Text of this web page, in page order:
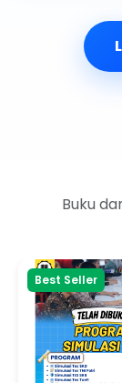
Buku
Best Seller